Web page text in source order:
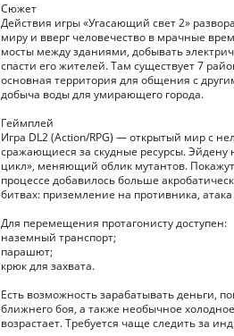
Сюжет
Действия игры «Угасающий свет 2»
миру и вверг человечество в мрачные
мосты между зданиями, добывать
спасти его жителей. Там существует 7
основная территория для общения с
добыча воды для умирающего города.
Геймплей
Игра DL2 (Action/RPG) — открытый мир с
сражающиеся за скудные ресурсы. Эйдену
цикл», меняющий облик мутантов.
процессе добавилось больше
битвах: приземление на противника, атака
Для перемещения протагонисту доступен:
наземный транспорт;
парашют;
крюк для захвата.
Есть возможность зарабатывать деньги,
ближнего боя, а также необычное
возрастает. Требуется чаще следить за